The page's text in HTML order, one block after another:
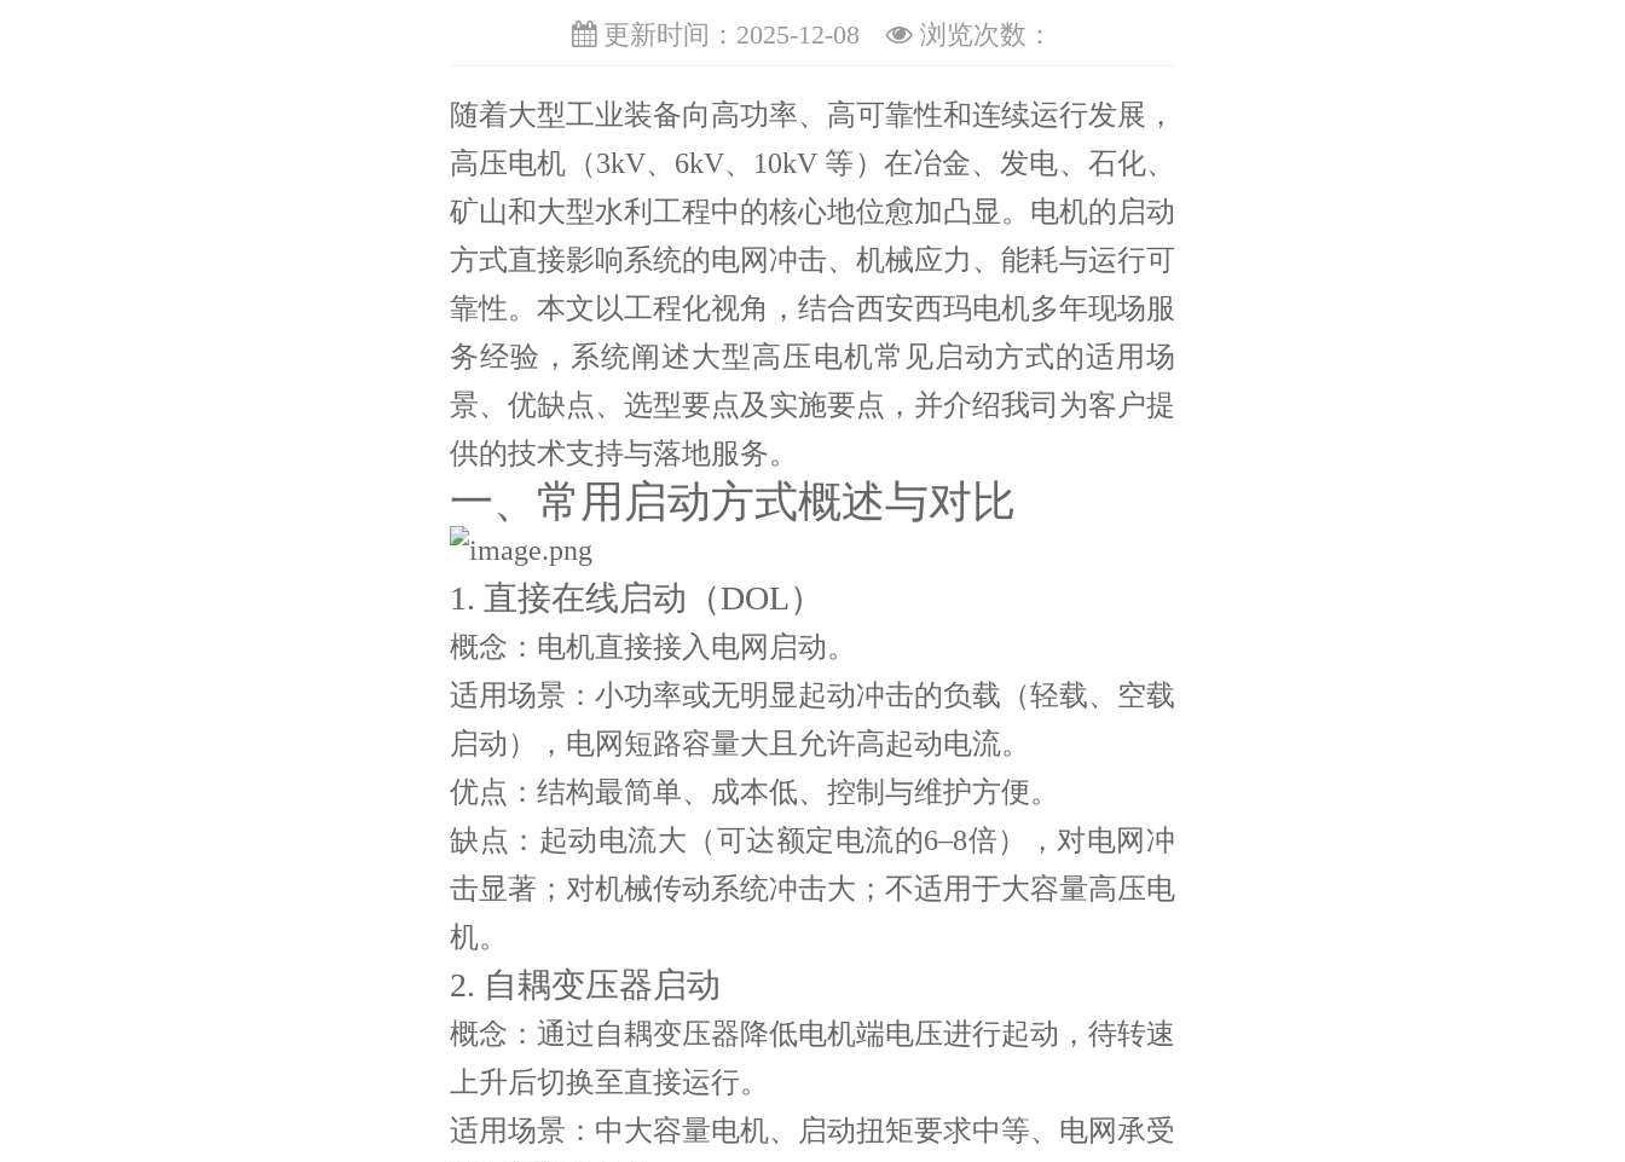
更新时间：2025-12-08 浏览次数：
随着大型工业装备向高功率、高可靠性和连续运行发展，
高压电机（3kV、6kV、10kV 等）在冶金、发电、石化、
矿山和大型水利工程中的核心地位愈加凸显。电机的 启动
方式直接影响系统的电网冲击、机械应力、能耗与运行可
靠性。本文以工程化视角，结合西安西玛电机多年现场服
务经验，系统阐述大型高压电机常见启动方式的适用场
景、优缺点、选型要点及实施要点，并介绍我司为客户提
供的技术支持与落地服务。
一、常用启动方式概述与对比
1. 直接在线启动（DOL）
概念 ：电机直接接入电网启动。
适用场景 ：小功率或无明显起动冲击的负载（轻载、空载
启动），电网短路容量大且允许高起动电流。
优点 ：结构最简单、成本低、控制与维护方便。
缺点 ：起动电流大（可达额定电流的6–8倍），对电网冲
击显著；对机械传动系统冲击大；不适用于大容量高压电
机。
2. 自耦变压器启动
概念 ：通过自耦变压器降低电机端电压进行起动，待转速
上升后切换至直接运行。
适用场景 ：中大容量电机、启动扭矩要求中等、电网承受